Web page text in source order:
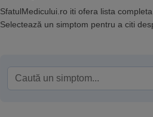
SfatulMedicului.ro iti ofera lista
Selectează un simptom pentru a citi